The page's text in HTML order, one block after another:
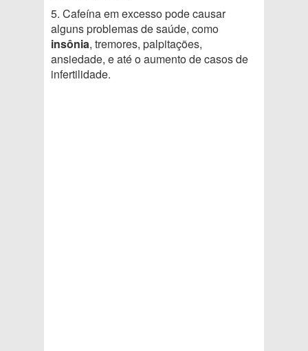
5. Cafeína em excesso pode causar
alguns problemas de saúde, como
insônia, tremores, palpitações,
ansiedade, e até o aumento de casos de
infertilidade.